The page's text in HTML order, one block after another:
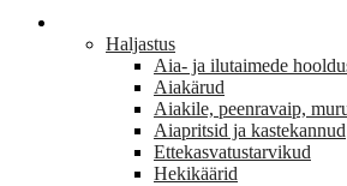
Haljastus
Aia- ja ilutaimede
Aiakärud
Aiakile, peenravaip,
Aiapritsid ja kastekannud
Ettekasvatustarvikud
Hekikäärid